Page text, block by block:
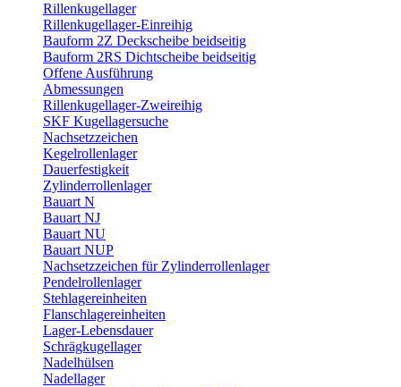
Rillenkugellager
Rillenkugellager-Einreihig
Bauform 2Z Deckscheibe beidseitig
Bauform 2RS Dichtscheibe beidseitig
Offene Ausführung
Abmessungen
Rillenkugellager-Zweireihig
SKF Kugellagersuche
Nachsetzzeichen
Kegelrollenlager
Dauerfestigkeit
Zylinderrollenlager
Bauart N
Bauart NJ
Bauart NU
Bauart NUP
Nachsetzzeichen für Zylinderrollenlager
Pendelrollenlager
Stehlagereinheiten
Flanschlagereinheiten
Lager-Lebensdauer
Schrägkugellager
Nadelhülsen
Nadellager